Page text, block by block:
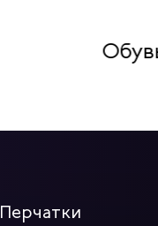
Перчатки